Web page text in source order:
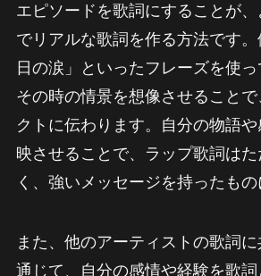
エピソードを歌詞にすることが
でリアルな歌詞を作る方法です
日の涙」といったフレーズを使
その時の情景を想像させること
クトに伝わります。自分の物語
映させることで、ラップ歌詞は
く、強いメッセージを持ったもの
また、他のアーティストの歌詞
通じて、自分の感情や経験を歌